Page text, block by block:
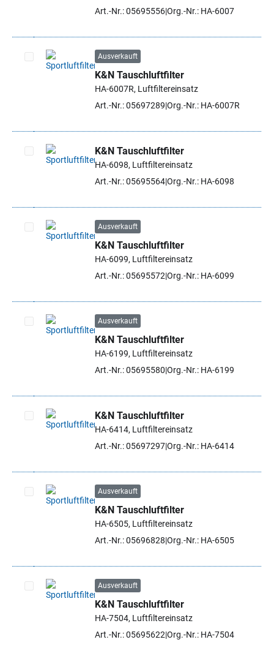
Art.-Nr.: 05695556Org.-Nr.: HA-6007
Artikel auswählen
Ausverkauft
K&N Tauschluftfilter
HA-6007R, Luftfiltereinsatz
Art.-Nr.: 05697289 Org.-Nr.: HA-6007R
Artikel auswählen
K&N Tauschluftfilter
HA-6098, Luftfiltereinsatz
Art.-Nr.: 05695564Org.-Nr.: HA-6098
Artikel auswählen
Ausverkauft
K&N Tauschluftfilter
HA-6099, Luftfiltereinsatz
Art.-Nr.: 05695572 Org.-Nr.: HA-6099
Artikel auswählen
Ausverkauft
K&N Tauschluftfilter
HA-6199, Luftfiltereinsatz
Art.-Nr.: 05695580 Org.-Nr.: HA-6199
Artikel auswählen
K&N Tauschluftfilter
HA-6414, Luftfiltereinsatz
Art.-Nr.: 05697297Org.-Nr.: HA-6414
Artikel auswählen
Ausverkauft
K&N Tauschluftfilter
HA-6505, Luftfiltereinsatz
Art.-Nr.: 05696828 Org.-Nr.: HA-6505
Artikel auswählen
Ausverkauft
K&N Tauschluftfilter
HA-7504, Luftfiltereinsatz
Art.-Nr.: 05695622 Org.-Nr.: HA-7504